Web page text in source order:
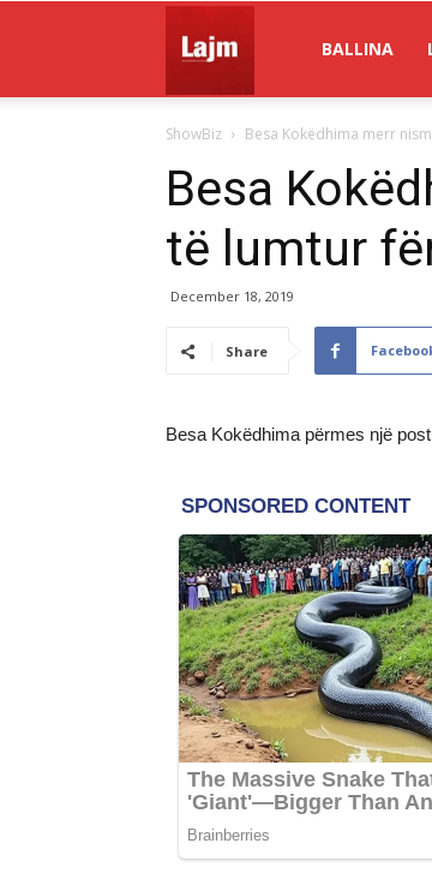
Lajm
BALLINA
ShowBiz Besa Kokëdhima merr
Besa
të lumtur
December 18, 2019
Share
Besa Kokëdhima përmes një